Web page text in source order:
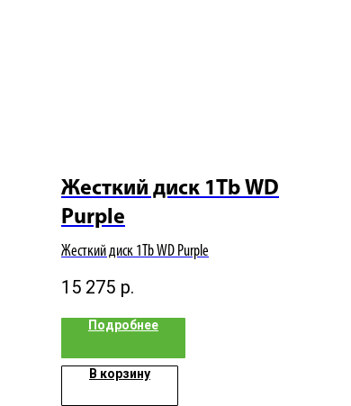
Жесткий диск 1Tb WD
Purple
Жесткий диск 1Tb WD Purple
15 275 р.
Подробнее
В корзину